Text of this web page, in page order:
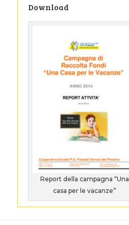
Download
Report della campagna “Una
casa per le vacanze”